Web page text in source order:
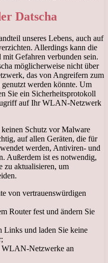
Datscha
unseres Lebens, auch auf
Allerdings kann die
Gefahren verbunden sein.
möglicherweise nicht über
das von Angreifern zum
werden könnte. Um
Sie ein Sicherheitsprotokoll
auf Ihr WLAN-Netzwerk
Schutz vor Malware
auf allen Geräten, die für
werden, Antiviren- und
Außerdem ist es notwendig,
zu aktualisieren, um
von vertrauenswürdigen
Router fest und ändern Sie
Links und laden Sie keine
WLAN-Netzwerke an